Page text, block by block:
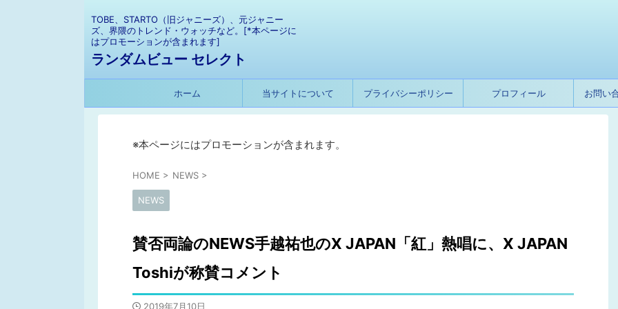
TOBE、STARTO（旧ジャニーズ）、元ジャニー
ズ、界隈のトレンド・ウォッチなど。[*本ページに
はプロモーションが含まれます]
ランダムビュー セレクト
ホーム 当サイトについて プライバシーポリシー プロフィール お問い
※本ページにはプロモーションが含まれます。
HOME > NEWS >
NEWS
賛否両論のNEWS手越祐也のX JAPAN「紅」熱唱に、X JAPAN
Toshiが称賛コメント
2019年7月10日